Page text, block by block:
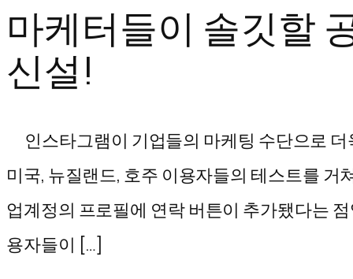
바
로
마케터들이 솔깃할
신설!
인스타그램이 기업들의 마케팅 수단으로
미국, 뉴질랜드, 호주 이용자들의 테스트를
업계정의 프로필에 연락 버튼이 추가됐다는
용자들이 […]